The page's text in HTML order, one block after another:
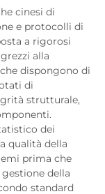
cinesi di
e protocolli di
a rigorosi
alla
dispongono di
di
strutturale,
dei
qualità della
prima che
della
standard